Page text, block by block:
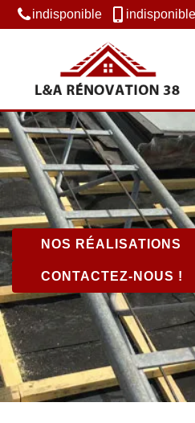
indisponible indisponible
NOS RÉALISATIONS
CONTACTEZ-NOUS !